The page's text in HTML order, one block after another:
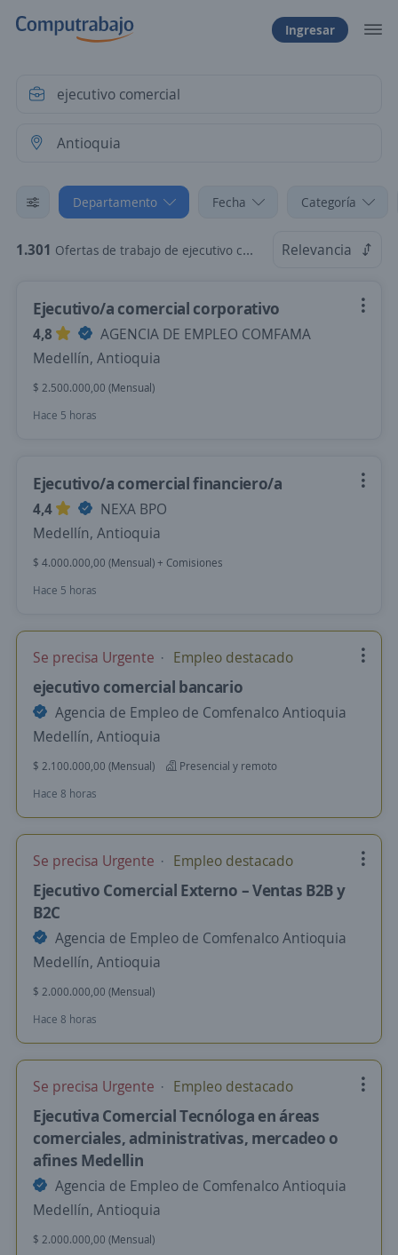
Ingresar
Departamento Fecha Categoría
1.301 Ofertas de trabajo de ejecutivo comercial en Antioquia Relevancia
Ejecutivo/a comercial corporativo
4,8
AGENCIA DE EMPLEO COMFAMA
Medellín, Antioquia
$ 2.500.000,00 (Mensual)
Hace 5 horas
Ejecutivo/a comercial financiero/a
4,4
NEXA BPO
Medellín, Antioquia
$ 4.000.000,00 (Mensual) + Comisiones
Hace 5 horas
Se precisa Urgente Empleo destacado
ejecutivo comercial bancario
Agencia de Empleo de Comfenalco Antioquia
Medellín, Antioquia
$ 2.100.000,00 (Mensual)
Presencial y remoto
Hace 8 horas
Se precisa Urgente Empleo destacado
Ejecutivo Comercial Externo – Ventas B2B y
B2C
Agencia de Empleo de Comfenalco Antioquia
Medellín, Antioquia
$ 2.000.000,00 (Mensual)
Hace 8 horas
Se precisa Urgente Empleo destacado
Ejecutiva Comercial Tecnóloga en áreas
comerciales, administrativas, mercadeo o
afines Medellin
Agencia de Empleo de Comfenalco Antioquia
Medellín, Antioquia
$ 2.000.000,00 (Mensual)